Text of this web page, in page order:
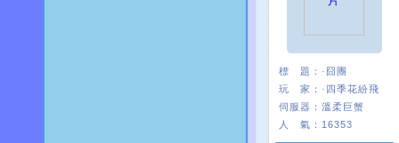
標 題： ·囧團
玩 家： ·四季花紛飛
伺服器： 溫柔巨蟹
人 氣： 16353